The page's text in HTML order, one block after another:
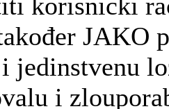
JAKO
jedinstvenu
i